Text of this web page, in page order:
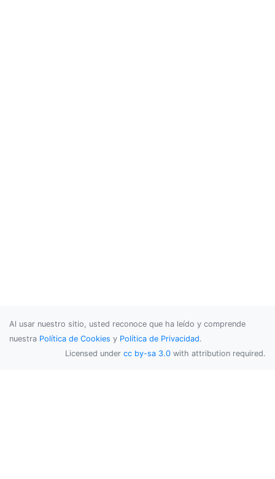
Al usar nuestro sitio, usted reconoce que ha leído y comprende
nuestra Política de Cookies y Política de Privacidad.
Licensed under cc by-sa 3.0 with attribution required.